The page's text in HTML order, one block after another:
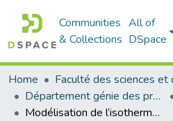
Communities
& Collections
All of
DSpace
Home
Département génie des procédés
Modélisation de l’isotherme d’adsorption de trois colorants sur un biosorbant